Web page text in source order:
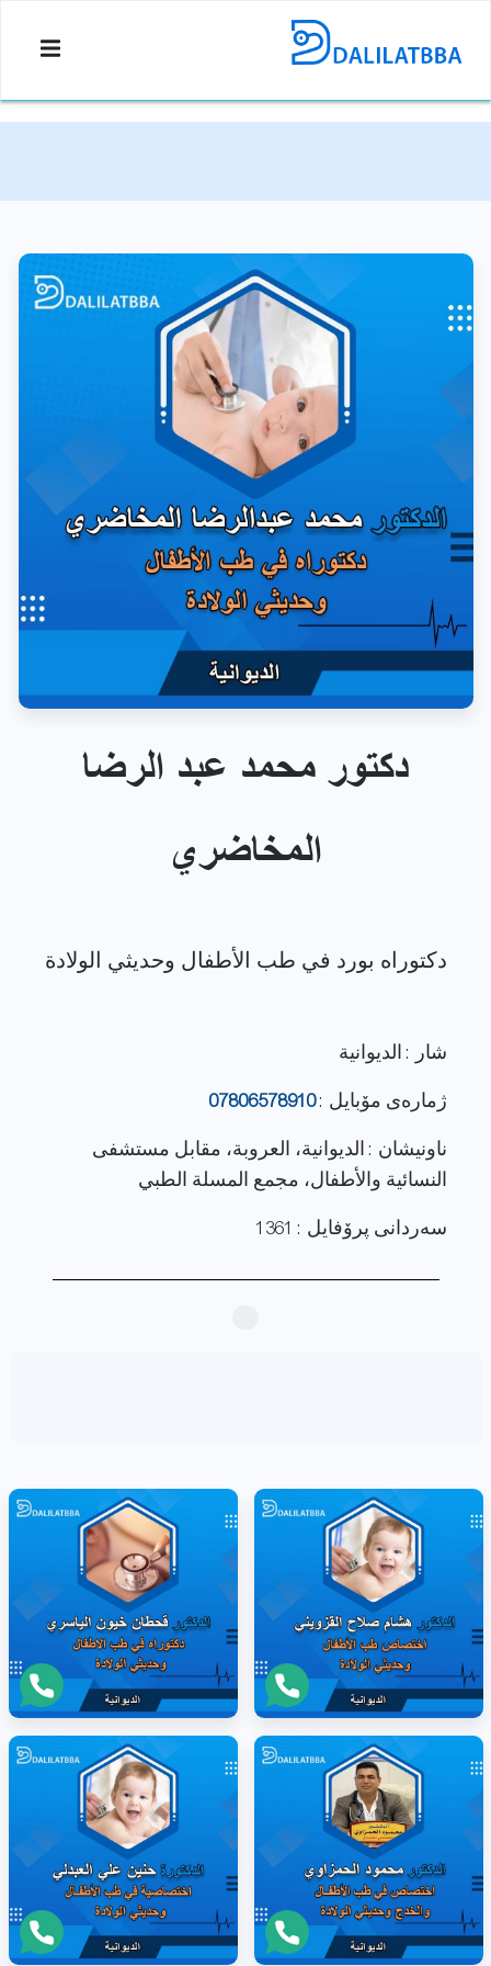
دكتور محمد عبد الرضا
المخاضري
شار : الديوانية
ژماره‌ی مۆبایل :07806578910
ناونيشان : الديوانية، العروبة، مقابل مستشفى
النسائية والأطفال، مجمع المسلة الطبي
سەردانی پرۆفایل : 1361